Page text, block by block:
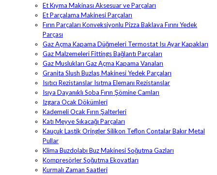
Et Kıyma Makinası Aksesuar ve Parçaları
Et Parçalama Makinesi Parçaları
Fırın Parçaları Konveksiyonlu Pizza Baklava Fırını Yedek
Parçası
Gaz Açma Kapama Düğmeleri Termostat Isı Ayar Kapakları
Gaz Malzemeleri Fittings Bağlantı Parçaları
Gaz Muslukları Gaz Açma Kapama Vanaları
Granita Slush Buzlaş Makinesi Yedek Parçaları
Isıtıcı Rezistanslar Isıtma Elemanı Rezistanslar
Isıya Dayanıklı Soba Fırın Şömine Camları
Izgara Ocak Dökümleri
Kademeli Ocak Fırın Şalterleri
Katı Meyve Sıkacağı Parçaları
Kauçuk Lastik Oringler Silikon Teflon Contalar Bakır Metal
Pullar
Klima Buzdolabı Buz Makinesi Soğutma Gazları
Kompresörler Soğutma Ekovatları
Kurmalı Zaman Saatleri